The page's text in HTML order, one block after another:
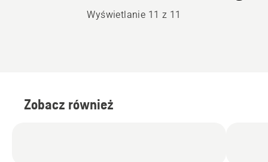
Wyświetlanie 11 z 11
Zobacz również